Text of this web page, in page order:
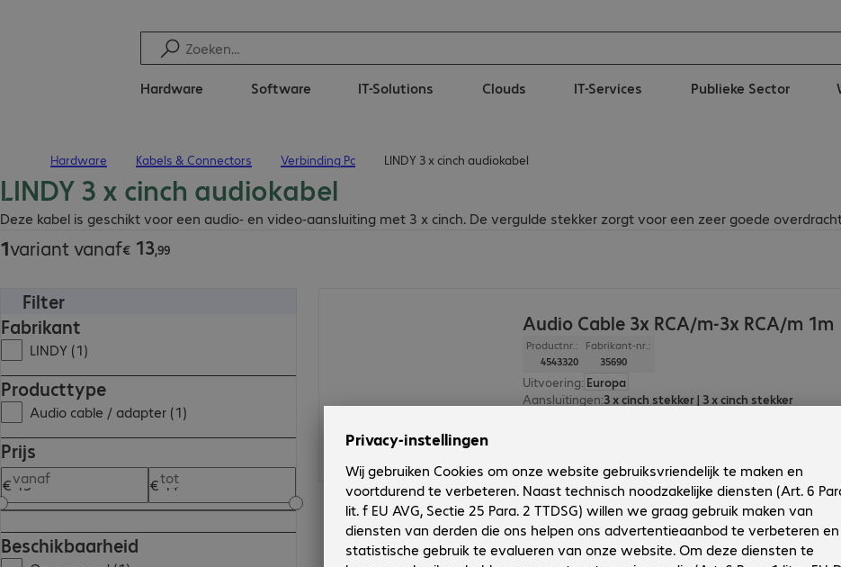
Hardware Software IT-Solutions Clouds IT-Services Publieke Sector
Hardware Kabels & Connectors Verbinding Pc LINDY 3 x cinch audiokabel
LINDY 3 x cinch audiokabel
Deze kabel is geschikt voor een audio- en video-aansluiting met 3 x cinch. De vergulde stekker zorgt voor een zeer goede
1variant vanaf€ 13,99
€ 13,99
Filter
Fabrikant
LINDY (1)
Producttype
Audio cable / adapter (1)
Prijs
vanaf tot
Beschikbaarheid
Audio Cable 3x RCA/m-3x RCA/m 1m
Productnr.:
4543320
Fabrikant-nr.:
35690
Uitvoering: Europa
Aansluitingen:3 x cinch stekker | 3 x cinch stekker
1 van 1 resultaat
Toon meer